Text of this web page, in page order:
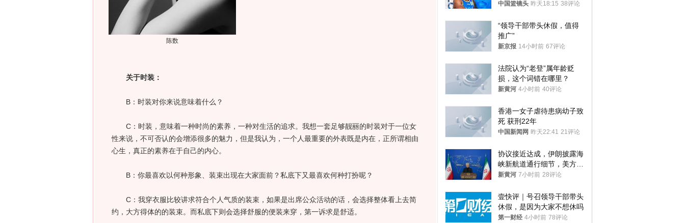
陈数
关于时装：
B：时装对你来说意味着什么？
C：时装，意味着一种时尚的素养，一种对生活的追求。我想一套足够靓丽的时装对于一位女
性来说，不可否认的会增添很多的魅力，但是我认为，一个人最重要的外表既是内在，正所谓相由
心生，真正的素养在于自己的内心。
B：你最喜欢以何种形象、装束出现在大家面前？私底下又最喜欢何种打扮呢？
C：我穿衣服比较讲求符合个人气质的装束，如果是出席公众活动的话，会选择整体看上去简
约，大方得体的的装束。而私底下则会选择舒服的便装来穿，第一诉求是舒适。
普森
中国篮镜头 昨天18:15 38评论
“领导干部带头休假，值得
推广”
新京报 14小时前 67评论
法院认为“老登”属年龄贬
损，这个词错在哪里？
新黄河 4小时前 40评论
香港一女子虐待患病幼子致
死 获刑22年
中国新闻网 昨天22:41 21评论
协议接近达成，伊朗披露海
峡新航道通行细节，美方再
提“倒计时”
新黄河 7小时前 28评论
壹快评｜号召领导干部带头
休假，是因为大家不想休吗
第一财经 4小时前 78评论